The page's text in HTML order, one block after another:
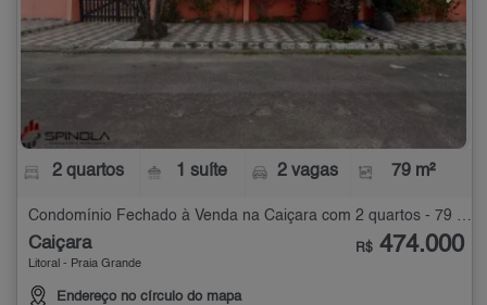
2 quartos 1 suíte 2 vagas 79 m²
Condomínio Fechado à Venda na Caiçara com 2 quartos - 79 m²
Caiçara
Litoral - Praia Grande
Endereço no círculo do mapa
R$ 474.000